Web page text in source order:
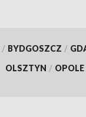
/ BYDGOSZCZ /
OLSZTYN / OPOLE